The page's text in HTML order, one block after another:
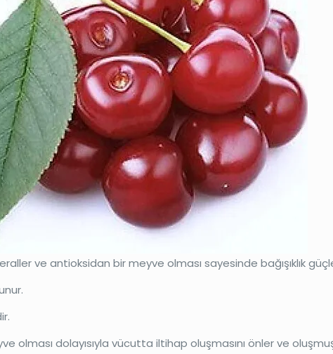
ve antioksidan bir meyve olması sayesinde bağışıklık
olması dolayısıyla vücutta iltihap oluşmasını önler ve